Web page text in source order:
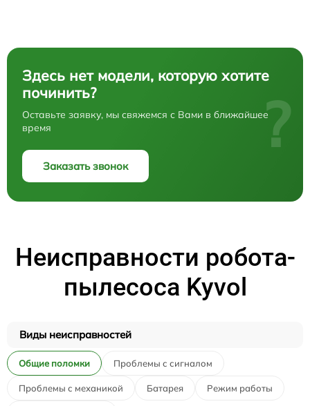
Здесь нет модели, которую хотите
починить?
Оставьте заявку, мы свяжемся с Вами в ближайшее
время
Заказать звонок
?
Неисправности робота-
пылесоса Kyvol
Виды неисправностей
Общие поломки Проблемы с сигналом
Проблемы с механикой Батарея Режим работы